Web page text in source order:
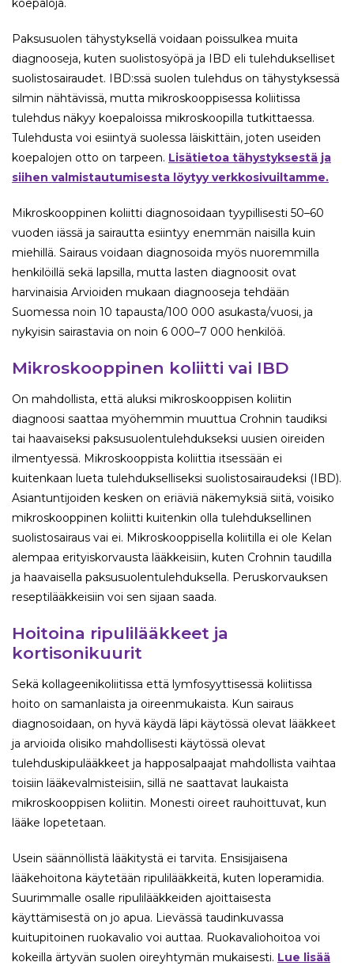
koepaloja.
Paksusuolen tähystyksellä voidaan poissulkea muita
diagnooseja, kuten suolistosyöpä ja IBD eli tulehdukselliset
suolistosairaudet. IBD:ssä suolen tulehdus on tähystyksessä
silmin nähtävissä, mutta mikroskooppisessa koliitissa
tulehdus näkyy koepaloissa mikroskoopilla tutkittaessa.
Tulehdusta voi esiintyä suolessa läiskittäin, joten useiden
koepalojen otto on tarpeen. Lisätietoa tähystyksestä ja
siihen valmistautumisesta löytyy verkkosivuiltamme.
Mikroskooppinen koliitti diagnosoidaan tyypillisesti 50–60
vuoden iässä ja sairautta esiintyy enemmän naisilla kuin
miehillä. Sairaus voidaan diagnosoida myös nuoremmilla
henkilöillä sekä lapsilla, mutta lasten diagnoosit ovat
harvinaisia Arvioiden mukaan diagnooseja tehdään
Suomessa noin 10 tapausta/100 000 asukasta/vuosi, ja
nykyisin sairastavia on noin 6 000–7 000 henkilöä.
Mikroskooppinen koliitti vai IBD
On mahdollista, että aluksi mikroskooppisen koliitin
diagnoosi saattaa myöhemmin muuttua Crohnin taudiksi
tai haavaiseksi paksusuolentulehdukseksi uusien oireiden
ilmentyessä. Mikroskooppista koliittia itsessään ei
kuitenkaan lueta tulehdukselliseksi suolistosairaudeksi (IBD).
Asiantuntijoiden kesken on eriäviä näkemyksiä siitä, voisiko
mikroskooppinen koliitti kuitenkin olla tulehduksellinen
suolistosairaus vai ei. Mikroskooppisella koliitilla ei ole Kelan
alempaa erityiskorvausta lääkkeisiin, kuten Crohnin taudilla
ja haavaisella paksusuolentulehduksella. Peruskorvauksen
reseptilääkkeisiin voi sen sijaan saada.
Hoitoina ripulilääkkeet ja
kortisonikuurit
Sekä kollageenikoliitissa että lymfosyyttisessä koliitissa
hoito on samanlaista ja oireenmukaista. Kun sairaus
diagnosoidaan, on hyvä käydä läpi käytössä olevat lääkkeet
ja arvioida olisiko mahdollisesti käytössä olevat
tulehduskipulääkkeet ja happosalpaajat mahdollista vaihtaa
toisiin lääkevalmisteisiin, sillä ne saattavat laukaista
mikroskooppisen koliitin. Monesti oireet rauhoittuvat, kun
lääke lopetetaan.
Usein säännöllistä lääkitystä ei tarvita. Ensisijaisena
lääkehoitona käytetään ripulilääkkeitä, kuten loperamidia.
Suurimmalle osalle ripulilääkkeiden ajoittaisesta
käyttämisestä on jo apua. Lievässä taudinkuvassa
kuitupitoinen ruokavalio voi auttaa. Ruokavaliohoitoa voi
kokeilla ärtyvän suolen oireyhtymän mukaisesti. Lue lisää